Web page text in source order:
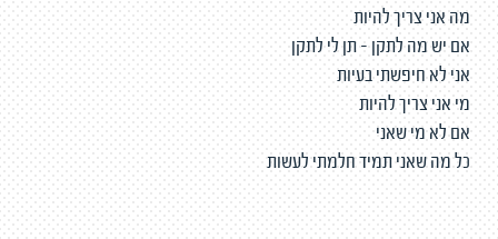
מה אני צריך להיות
אם יש מה לתקן – תן לי לתקן
אני לא חיפשתי בעיות
מי אני צריך להיות
אם לא מי שאני
כל מה שאני תמיד חלמתי לעשות